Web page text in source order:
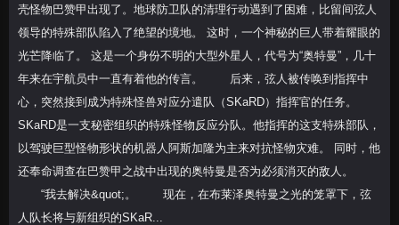
壳怪物巴赞甲出现了。地球防卫队的清理行动遇到了困难，比留间弦人
领导的特殊部队陷入了绝望的境地。 这时，一个神秘的巨人带着耀眼的
光芒降临了。 这是一个身份不明的大型外星人，代号为“奥特曼”，几十
年来在宇航员中一直有着他的传言。 后来，弦人被传唤到指挥中
心，突然接到成为特殊怪兽对应分遣队（SKaRD）指挥官的任务。
SKaRD是一支秘密组织的特殊怪物反应分队。他指挥的这支特殊部队，
以驾驶巨型怪物形状的机器人阿斯加隆为主来对抗怪物灾难。 同时，他
还奉命调查在巴赞甲之战中出现的奥特曼是否为必须消灭的敌人。
“我去解决&quot;。 现在，在布莱泽奥特曼之光的笼罩下，弦
人队长将与新组织的SKaR...